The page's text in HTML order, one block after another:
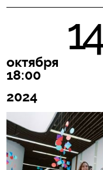
14
октября
18:00
2024